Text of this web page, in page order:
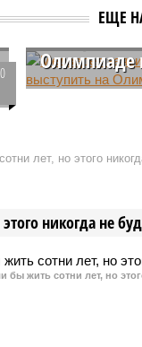
ЕЩЕ
Медведев
Олимпиаде
Российские
играх в этом
возможность.
лет, но этого
никогда не
бы жить сотни лет, но